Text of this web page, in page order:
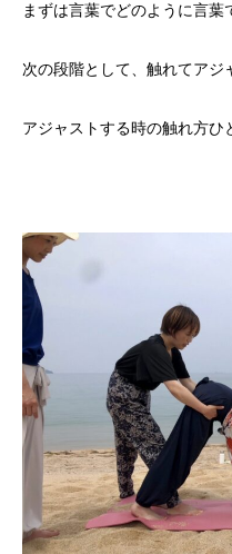
まずは言葉でどのように言葉
次の段階として、触れてアジ
アジャストする時の触れ方ひ